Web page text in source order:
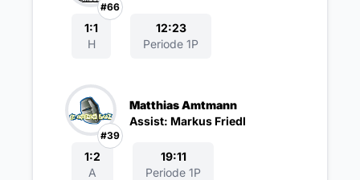
#66
1:1
H
12:23
Periode 1P
#39
Matthias Amtmann
Assist: Markus Friedl
1:2
A
19:11
Periode 1P